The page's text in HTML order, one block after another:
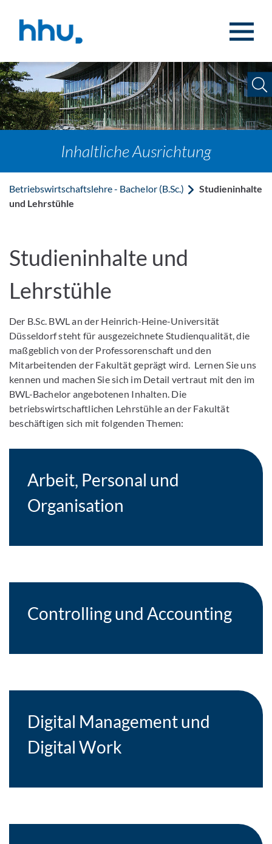
Inhaltliche Ausrichtung
Betriebswirtschaftslehre - Bachelor (B.Sc.)
Studieninhalte
und Lehrstühle
Studieninhalte und
Lehrstühle
Der B.Sc. BWL an der Heinrich-Heine-Universität
Düsseldorf steht für ausgezeichnete Studienqualität, die
maßgeblich von der Professorenschaft und den
Mitarbeitenden der Fakultät geprägt wird. Lernen Sie uns
kennen und machen Sie sich im Detail vertraut mit den im
BWL-Bachelor angebotenen Inhalten. Die
betriebswirtschaftlichen Lehrstühle an der Fakultät
beschäftigen sich mit folgenden Themen:
Arbeit, Personal und
Organisation
Controlling und Accounting
Digital Management und
Digital Work